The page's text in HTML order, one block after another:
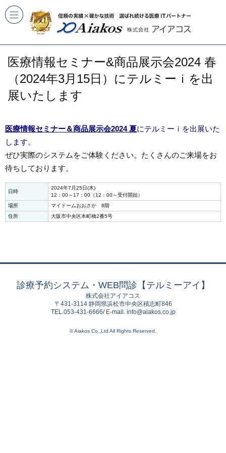
医療情報セミナー&商品展示会2024 春
（2024年3月15日）にテルミーｉを出
展いたします
医療情報セミナー＆商品展示会2024 夏にテルミーｉを出展いた
します。
ぜひ実際のシステムをご体験ください。たくさんのご来場をお
待ちしております。
日時
2024年7月25日(木)
12：00～17：00（12：00～受付開始）
場所
マイドームおおさか 8階
住所
大阪市中央区本町橋2番5号
診療予約システム・WEB問診【テルミーアイ】
株式会社アイアコス
〒431-3114 静岡県浜松市中央区積志町846
TEL.053-431-6666/ E-mail. info@aiakos.co.jp
© Aiakos Co.,Ltd All Rights Reserved.